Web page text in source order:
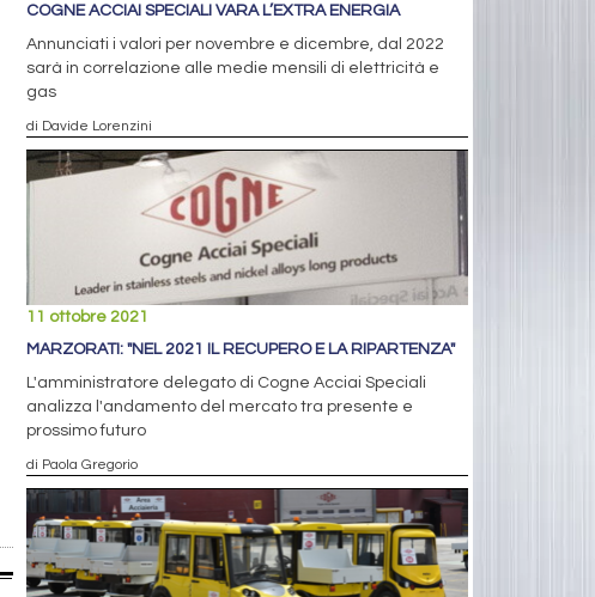
COGNE ACCIAI SPECIALI VARA L’EXTRA ENERGIA
Annunciati i valori per novembre e dicembre, dal 2022
sarà in correlazione alle medie mensili di elettricità e
gas
di Davide Lorenzini
11 ottobre 2021
MARZORATI: "NEL 2021 IL RECUPERO E LA RIPARTENZA"
L'amministratore delegato di Cogne Acciai Speciali
analizza l'andamento del mercato tra presente e
prossimo futuro
di Paola Gregorio